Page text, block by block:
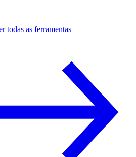
todas as ferramentas